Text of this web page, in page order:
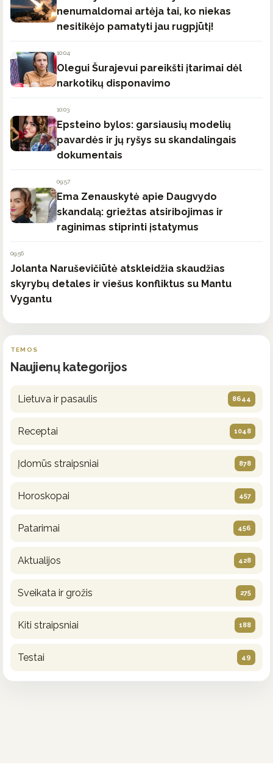
nenumaldomai artėja tai, ko niekas
nesitikėjo pamatyti jau rugpjūtį!
10:04
Olegui Šurajevui pareikšti įtarimai dėl
narkotikų disponavimo
10:03
Epsteino bylos: garsiausių modelių
pavardės ir jų ryšys su skandalingais
dokumentais
09:57
Ema Zenauskytė apie Daugvydo
skandalą: griežtas atsiribojimas ir
raginimas stiprinti įstatymus
09:56
Jolanta Naruševičiūtė atskleidžia skaudžias
skyrybų detales ir viešus konfliktus su Mantu
Vygantu
TEMOS
Naujienų kategorijos
Lietuva ir pasaulis 8644
Receptai 1048
Įdomūs straipsniai 878
Horoskopai 457
Patarimai 456
Aktualijos 428
Sveikata ir grožis 275
Kiti straipsniai 188
Testai 49